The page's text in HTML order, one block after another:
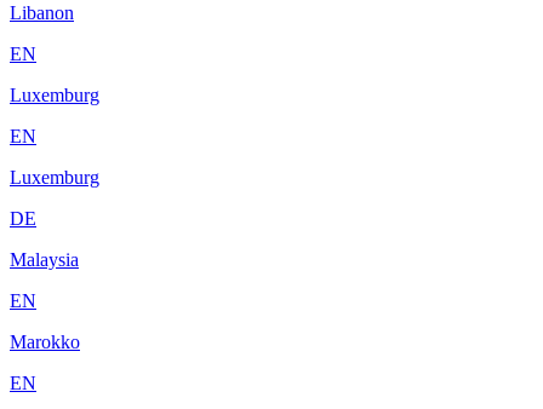
Libanon
EN
Luxemburg
EN
Luxemburg
DE
Malaysia
EN
Marokko
EN